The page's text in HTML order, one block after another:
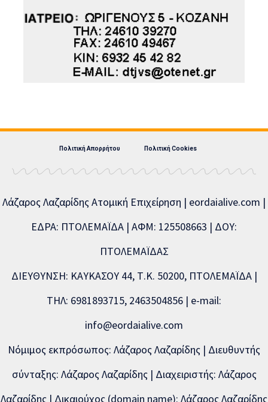
Πολιτική Απορρήτου Πολιτική Cookies
Λάζαρος Λαζαρίδης Ατομική Επιχείρηση | eordaialive.com |
ΕΔΡΑ: ΠΤΟΛΕΜΑΪΔΑ | ΑΦΜ: 125508663 | ΔΟΥ:
ΠΤΟΛΕΜΑΪΔΑΣ
ΔΙΕΥΘΥΝΣΗ: ΚΑΥΚΑΣΟΥ 44, Τ.Κ. 50200, ΠΤΟΛΕΜΑΪΔΑ |
ΤΗΛ: 6981893715, 2463504856 | e-mail:
info@eordaialive.com
Νόμιμος εκπρόσωπος: Λάζαρος Λαζαρίδης | Διευθυντής
σύνταξης: Λάζαρος Λαζαρίδης | Διαχειριστής: Λάζαρος
Λαζαρίδης | Δικαιούχος (domain name): Λάζαρος Λαζαρίδης